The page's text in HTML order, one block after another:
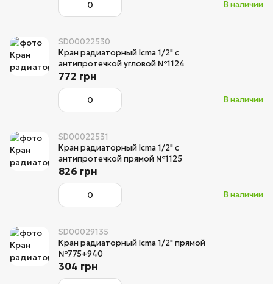
В наличии
SD00022530
Кран радиаторный Icma 1/2" с
антипротечкой угловой №1124
В наличии
772 грн
SD00022531
Кран радиаторный Icma 1/2" с
антипротечкой прямой №1125
В наличии
826 грн
SD00029135
Кран радиаторный Icma 1/2" прямой
№775+940
304 грн